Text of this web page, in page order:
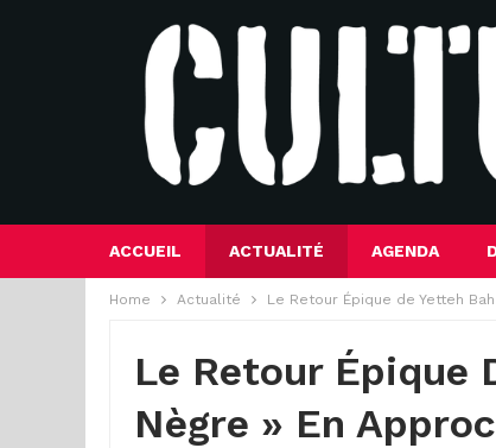
ACCUEIL ACTUALITÉ AGENDA
Home Actualité Le Retour Épique de Yetteh
Le Retour Épique
Nègre » En